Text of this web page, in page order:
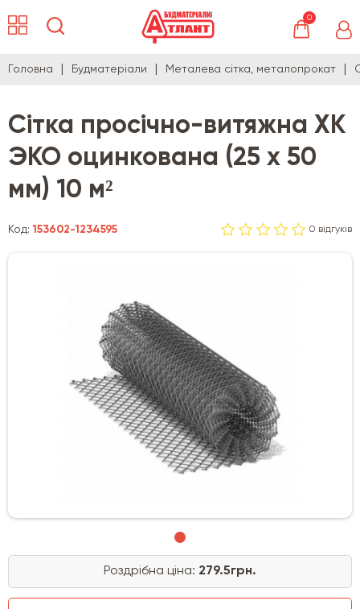
0
Головна Будматеріали Металева сітка, металопрокат
Сітка просічно-витяжна ХК
ЭКО оцинкована (25 х 50
мм) 10 м²
Код:153602-1234595 0 відгуків
Роздрібна ціна: 279.5грн.